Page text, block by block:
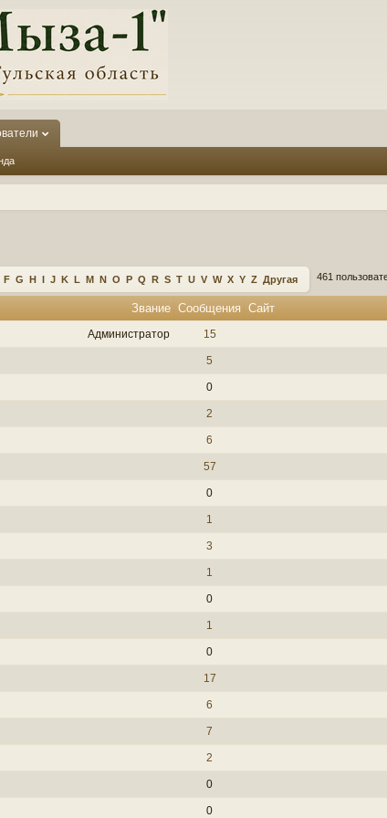
F G H I J K L M N O P Q R S T U V W X Y Z Другая 461
Звание Сообщения Сайт
Администратор 15
5
0
2
6
57
0
1
3
1
0
1
0
17
6
7
2
0
0